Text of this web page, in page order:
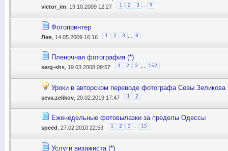
victor_im , 19.10.2009 12:27 1 2 3 9
Фотопринтер
Лев , 14.05.2009 16:16 1 2 3 8
Пленочная фотография (*)
serg-shs , 19.03.2008 09:57 1 2 3 152
Уроки в авторском переводе фотографа Севы Зеликова
seva.zelikov , 20.02.2019 17:47 1 2
Еженедельные фотовылазки за пределы Одессы
speed , 27.02.2010 22:53 1 2 3 15
Услуги визажиста (*)